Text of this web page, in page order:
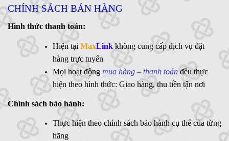
Ổ cứng di động,LCD,Networking, Linh kiện,....(Ms. Trâm
- 0944 908 249)
Synology , QNAP,Terramaster,Toshiba,Seagate,
,Ổ cứng di động ,LCD,Networking, Linh kiện,....(Ms.
Vân Anh - 0775 163 765)
Hotline:
MaxLink - 0906 730 778
. Linh - 0902 700 727
CHÍNH SÁCH BÁN HÀNG
Hình thức thanh toán:
Hiện tại MaxLink không cung cấp dịch vụ đặt
hàng trực tuyến
Mọi hoạt động mua hàng – thanh toán đều thực
hiện theo hình thức: Giao hàng, thu tiền tận nơi
Chính sách bảo hành:
Thực hiện theo chính sách bảo hành cụ thể của từng
hãng